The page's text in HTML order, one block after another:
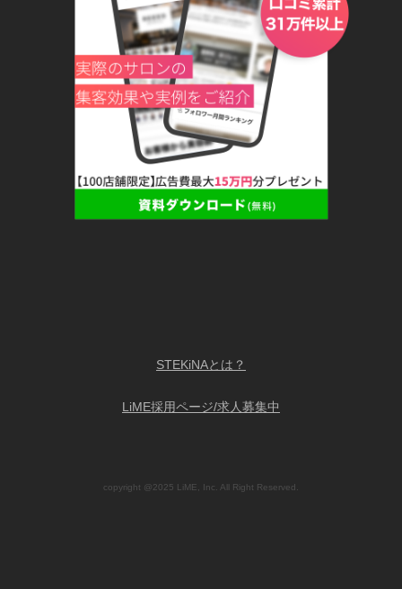
STEKiNAとは？
LiME採用ページ/求人募集中
copyright @2025 LiME, Inc. All Right Reserved.